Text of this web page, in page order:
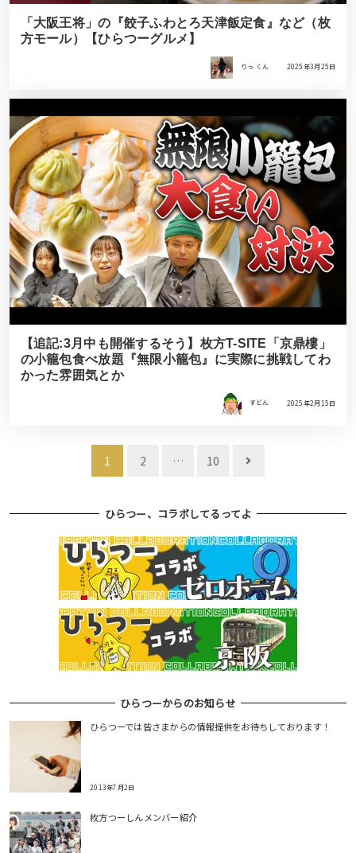
「大阪王将」の『餃子ふわとろ天津飯定食』など（枚
方モール）【ひらつーグルメ】
りっ くん 2025年3月25日
【追記:3月中も開催するそう】枚方T-SITE「京鼎樓」
の小籠包食べ放題『無限小籠包』に実際に挑戦してわ
かった雰囲気とか
すどん 2025年2月15日
ビ
1 2 … 10
ひらつー、コラボしてるってよ
ひらつーからのお知らせ
ひらつーでは皆さまからの情報提供をお待ちしております！
2013年7月2日
枚方つーしんメンバー紹介